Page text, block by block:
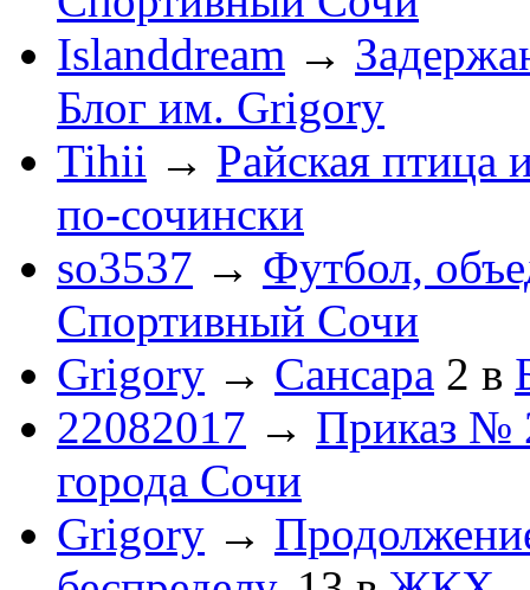
Islanddream →
Блог им. Grigory
Tihii → Райская птица
по-cочински
so3537 → Футбол,
Спортивный Сочи
Grigory → Сансара 2 в
22082017 → Приказ №
города Сочи
Grigory →